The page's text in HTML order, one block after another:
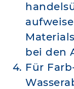
bei den
Für